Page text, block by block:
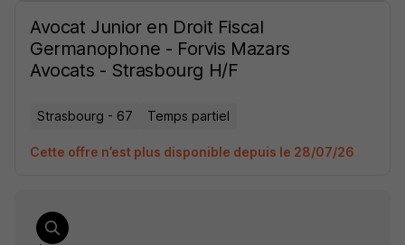
Avocat Junior en Droit Fiscal
Germanophone - Forvis Mazars
Avocats - Strasbourg H/F
Strasbourg - 67 Temps partiel
Cette offre n’est plus disponible depuis le 28/07/26